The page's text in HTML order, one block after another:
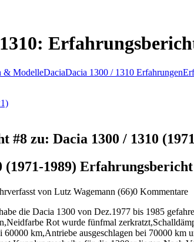
& ModelleDaciaDacia 1300 / 1310 Erfahrungen
#8 zu: Dacia 1300 / 1310
(1971-1989) Erfahrungsbericht
verfasst von Lutz Wagemann (66)0 Kommentare
die Dacia 1300 von Dez.1977 bis 1985
Rot wurde fünfmal
km,Antriebe ausgeschlagen bei 70000 km